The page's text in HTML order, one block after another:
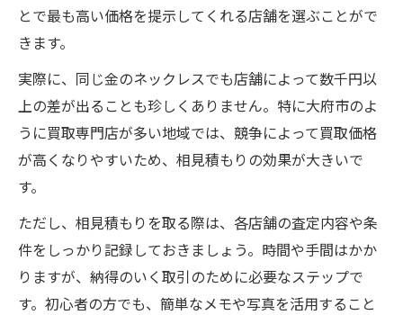
とで最も高い価格を提示してくれる店舗を選ぶことがで
きます。
実際に、同じ金のネックレスでも店舗によって数千円以
上の差が出ることも珍しくありません。特に大府市のよ
うに買取専門店が多い地域では、競争によって買取価格
が高くなりやすいため、相見積もりの効果が大きいで
す。
ただし、相見積もりを取る際は、各店舗の査定内容や条
件をしっかり記録しておきましょう。時間や手間はかか
りますが、納得のいく取引のために必要なステップで
す。初心者の方でも、簡単なメモや写真を活用すること